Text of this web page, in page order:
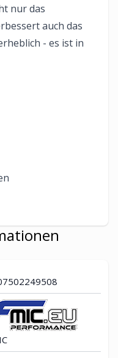
nur das
auch das
- es ist in